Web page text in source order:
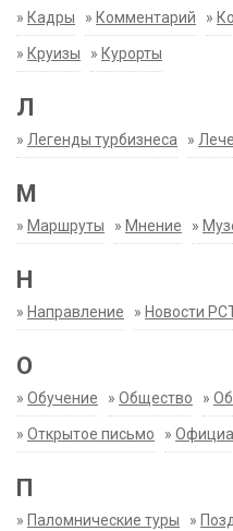
» Кадры » Комментарий »
» Круизы » Курорты
Л
» Легенды турбизнеса »
М
» Маршруты » Мнение »
Н
» Направление » Новости
О
» Обучение » Общество »
» Открытое письмо »
П
» Паломнические туры »